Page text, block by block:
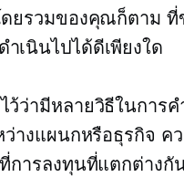
ยรวมของคุณก็ตาม ที่
เนินไปได้ดีเพียงใด
ว้ว่ามีหลายวิธีในการ
ว่างแผนกหรือธุรกิจ ค
การลงทุนที่แตกต่างกั